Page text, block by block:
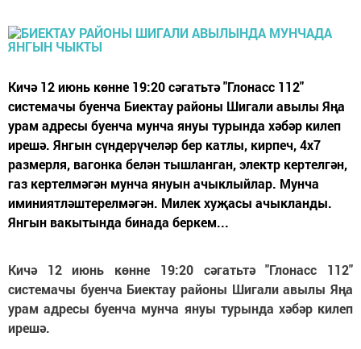
Кичә 12 июнь көнне 19:20 сәгатьтә "Глонасс 112"
системачы буенча Биектау районы Шигали авылы Яңа
урам адресы буенча мунча януы турында хәбәр килеп
ирешә. Янгын сүндерүчеләр бер катлы, кирпеч, 4х7
размерля, вагонка белән тышланган, электр кертелгән,
газ кертелмәгән мунча януын ачыклыйлар. Мунча
иминиятләштерелмәгән. Милек хуҗасы ачыкланды.
Янгын вакытында бинада беркем...
Кичә 12 июнь көнне 19:20 сәгатьтә "Глонасс 112"
системачы буенча Биектау районы Шигали авылы Яңа
урам адресы буенча мунча януы турында хәбәр килеп
ирешә.